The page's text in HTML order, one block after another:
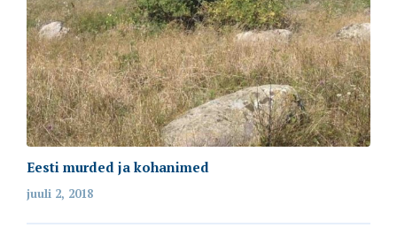
Eesti murded ja kohanimed
juuli 2, 2018